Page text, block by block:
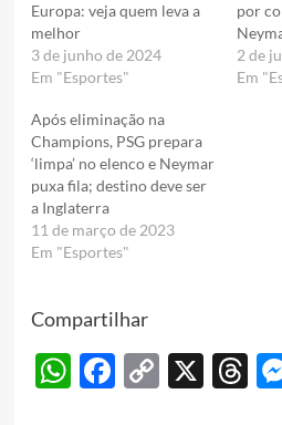
Europa: veja quem leva a
melhor
3 de junho de 2024
Em "Esportes"
por
2 de
Em
Após eliminação na
Champions, PSG prepara
‘limpa’ no elenco e Neymar
puxa fila; destino deve ser
a Inglaterra
11 de março de 2023
Em "Esportes"
Compartilhar
WhatsApp
Facebook
Copy
X